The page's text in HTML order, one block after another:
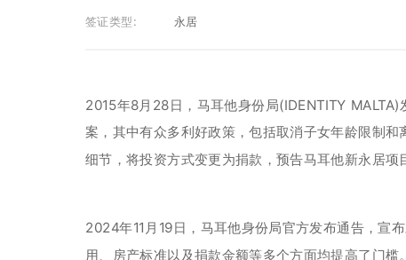
签证类型: 永居
2015年8月28日，马耳他身份局(IDENTITY
案，其中有众多利好政策，包括取消子女年龄限制
细节，将投资方式变更为捐款，预告马耳他新永居
2024年11月19日，马耳他身份局官方发布通告，宣
用、房产标准以及捐款金额等多个方面均提高了门槛。